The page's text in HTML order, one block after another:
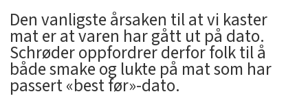
Den vanligste årsaken til at vi kaster
mat er at varen har gått ut på dato.
Schrøder oppfordrer derfor folk til å
både smake og lukte på mat som har
passert «best før»-dato.